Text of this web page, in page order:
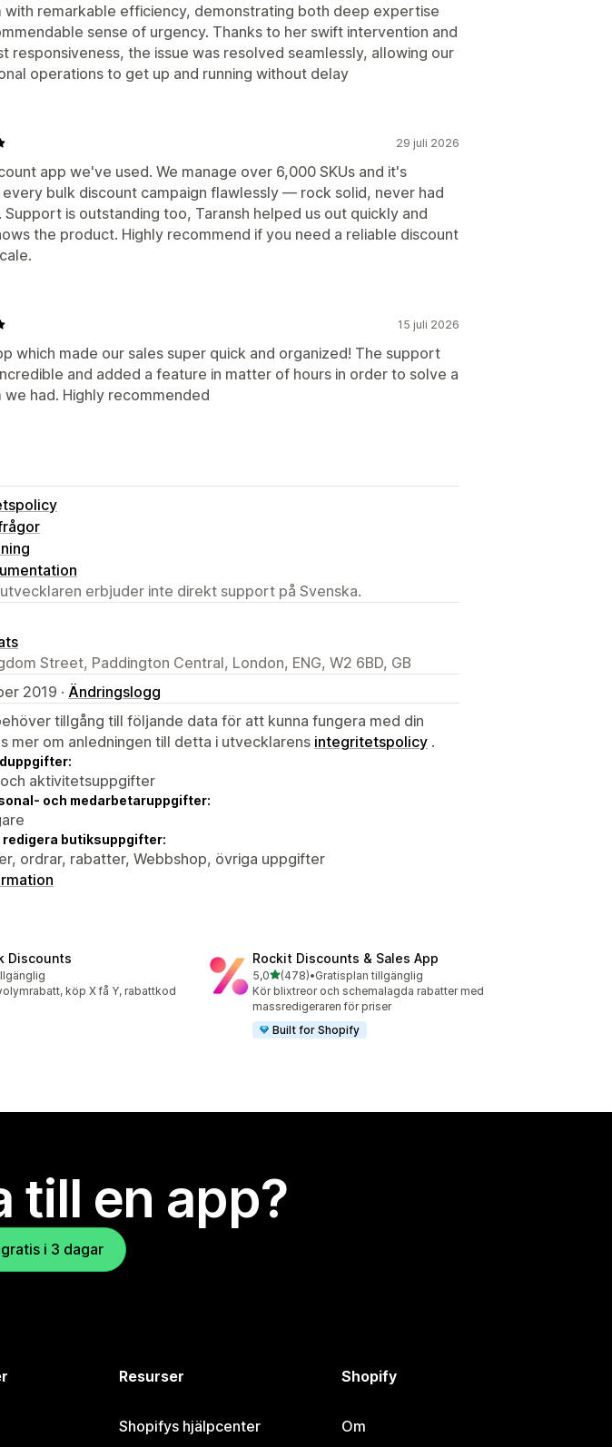
with remarkable efficiency, demonstrating both deep expertise
sense of urgency. Thanks to her swift intervention and
responsiveness, the issue was resolved seamlessly, allowing our
operations to get up and running without delay
29 juli 2026
app we've used. We manage over 6,000 SKUs and it's
every bulk discount campaign flawlessly — rock solid, never had
Support is outstanding too, Taransh helped us out quickly and
the product. Highly recommend if you need a reliable discount
15 juli 2026
which made our sales super quick and organized! The support
and added a feature in matter of hours in order to solve a
we had. Highly recommended
erbjuder inte direkt support på Svenska.
Street, Paddington Central, London, ENG, W2 6BD, GB
2019 · Ändringslogg
tillgång till följande data för att kunna fungera med din
mer om anledningen till detta i utvecklarens integritetspolicy .
aktivitetsuppgifter
och medarbetaruppgifter:
redigera butiksuppgifter:
ordrar, rabatter, Webbshop, övriga uppgifter
Discounts
köp X få Y, rabattkod
Rockit Discounts & Sales App
5,0av 5 stjärnor
(478)
478 recensioner totalt
•Gratisplan tillgänglig
Kör blixtreor och schemalagda rabatter med
massredigeraren för priser
Built for Shopify
till en app?
i 3 dagar
Resurser
Shopifys hjälpcenter
Shopify
Om